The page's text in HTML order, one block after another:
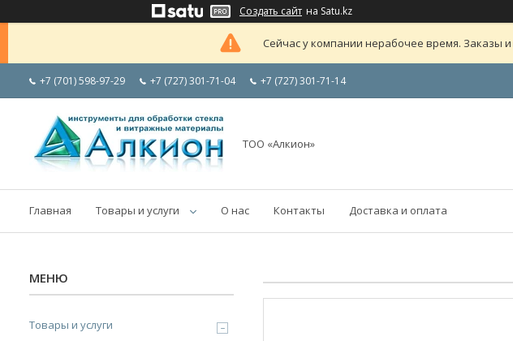
Создать сайт на Satu.kz
Сейчас у компании нерабочее время. Заказы
+7 (701) 598-97-29 +7 (727) 301-71-04 +7 (727) 301-71-14
ТОО «Алкион»
Главная Товары и услуги О нас Контакты Доставка и оплата
Товары и услуги